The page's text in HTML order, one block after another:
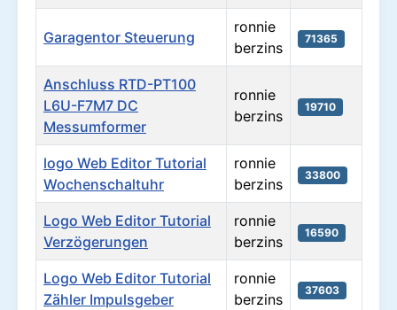
Garagentor Steuerung
ronnie
berzins
71365
Anschluss RTD-PT100
L6U-F7M7 DC
Messumformer
ronnie
berzins
19710
logo Web Editor Tutorial
Wochenschaltuhr
ronnie
berzins
33800
Logo Web Editor Tutorial
Verzögerungen
ronnie
berzins
16590
Logo Web Editor Tutorial
Zähler Impulsgeber
ronnie
berzins
37603